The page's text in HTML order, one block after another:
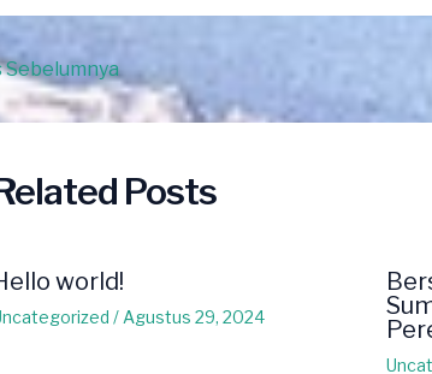
Sebelumnya
Posts
world!
/Agustus 29, 2024